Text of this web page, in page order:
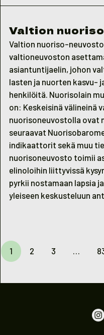
Valtion
Valtion nuoriso-
valtioneuvoston
asiantuntijaelin, johon
lasten ja nuorten kasvu-
henkilöitä. Nuorisolain
on: Keskeisinä välineinä
nuorisoneuvostolla ovat
seuraavat
indikaattorit sekä muu
nuorisoneuvosto toimii
elinoloihin liittyvissä
pyrkii nostamaan lapsia
yleiseen keskusteluun
för
inlägg
1 2 3 …